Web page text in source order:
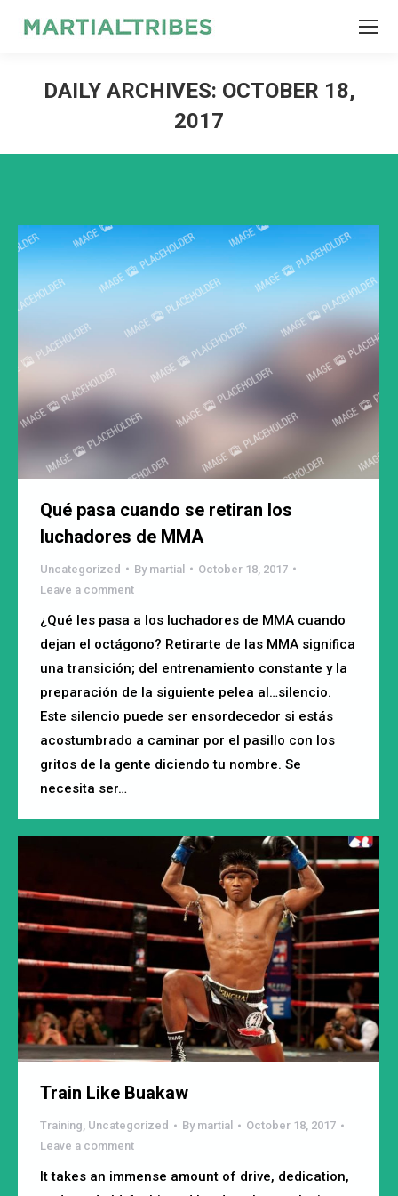
DAILY ARCHIVES: OCTOBER 18,
2017
Qué pasa cuando se retiran los
luchadores de MMA
Uncategorized By martial
October 18, 2017
Leave a comment
¿Qué les pasa a los luchadores de MMA cuando
dejan el octágono? Retirarte de las MMA significa
una transición; del entrenamiento constante y la
preparación de la siguiente pelea al…silencio.
Este silencio puede ser ensordecedor si estás
acostumbrado a caminar por el pasillo con los
gritos de la gente diciendo tu nombre. Se
necesita ser…
Train Like Buakaw
Training, Uncategorized By martial
October 18, 2017
Leave a comment
It takes an immense amount of drive, dedication,